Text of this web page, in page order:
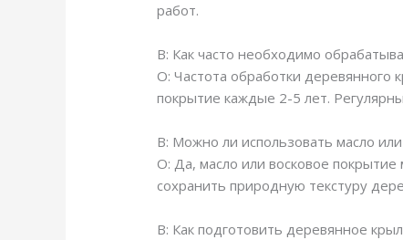
работ.
В: Как часто необходимо
О: Частота обработки деревянного
покрытие каждые 2-5 лет.
В: Можно ли использовать масло
О: Да, масло или восковое
сохранить природную текстуру
В: Как подготовить деревянное